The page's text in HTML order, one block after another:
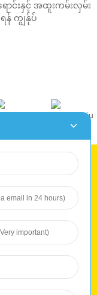
ရောင်းနှင့် အထူးကမ်းလှမ်း
န် ကျွန်ုပ်